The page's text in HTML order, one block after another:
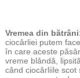
Vremea din
ciocârliei putem
în care aceste
vreme blândă,
când ciocârliile